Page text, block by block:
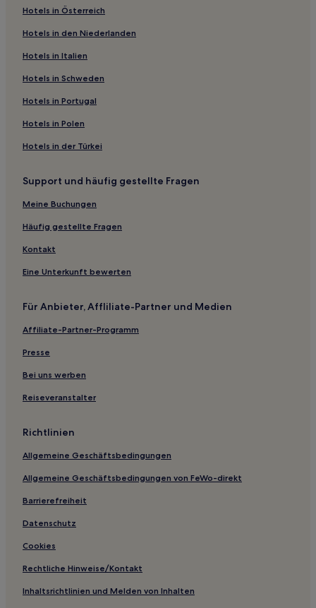
Hotels nahe Punta della Dogana
Hotels nahe Mulino Stucky
Hotels nahe Rialto-Markt
Hotels nahe Kirche Le Zitelle
Hotels nahe Kirche San Giacomo di Rialto
Hotels nahe Santa Maria dei Carmini
Hotels nahe Il Gobbo
Hotels nahe Wind von Venedig
Hotels nahe Ca' Rezzonico
Hotels nahe Ikona Galerie
Hotels nahe Basilika der Heiligen Johannes und Paulus
Sant'elena: Hotels
Weinrebe
Venedig Hotels
Ferienwohnungen in Zattere
B&B in Venedig Provinz
Hotels in Österreich
Hotels in den Niederlanden
Hotels in Italien
Hotels in Schweden
Hotels in Portugal
Hotels in Polen
Hotels in der Türkei
Support und häufig gestellte Fragen
Meine Buchungen
Häufig gestellte Fragen
Kontakt
Eine Unterkunft bewerten
Für Anbieter, Affliliate-Partner und Medien
Affiliate-Partner-Programm
Presse
Bei uns werben
Reiseveranstalter
Richtlinien
Allgemeine Geschäftsbedingungen
Allgemeine Geschäftsbedingungen von FeWo-direkt
Barrierefreiheit
Datenschutz
Cookies
Rechtliche Hinweise/Kontakt
Inhaltsrichtlinien und Melden von Inhalten